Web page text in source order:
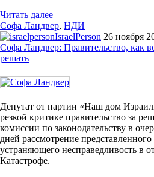
Читать далее
Софа Ландвер, НДИ
IsraelPerson 26 ноября
Софа Ландвер: Правительство, как
решать
Депутат от партии «Наш дом
резкой критике правительство за
комиссии по законодательству в
дней рассмотрение
устраняющего несправедливость
Катастрофе.